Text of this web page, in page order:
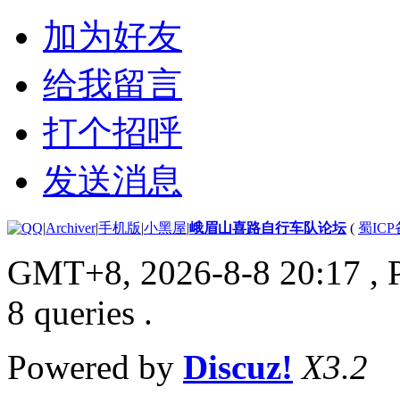
加为好友
给我留言
打个招呼
发送消息
|Archiver|手机版|小黑屋|峨眉山喜路自行车队论坛( 蜀ICP
GMT+8, 2026-8-8 20:17 ,
8 queries .
Powered by Discuz! X3.2